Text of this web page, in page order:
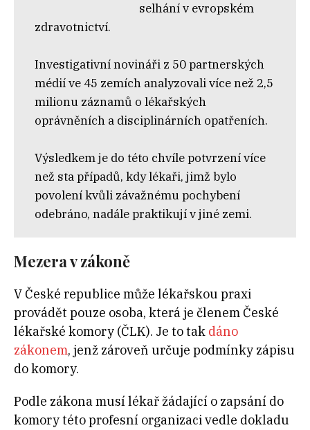
selhání v evropském
zdravotnictví.
Investigativní novináři z 50 partnerských
médií ve 45 zemích analyzovali více než 2,5
milionu záznamů o lékařských
oprávněních a disciplinárních opatřeních.
Výsledkem je do této chvíle potvrzení více
než sta případů, kdy lékaři, jimž bylo
povolení kvůli závažnému pochybení
odebráno, nadále praktikují v jiné zemi.
Mezera v zákoně
V České republice může lékařskou praxi
provádět pouze osoba, která je členem České
lékařské komory (ČLK). Je to tak dáno
zákonem, jenž zároveň určuje podmínky zápisu
do komory.
Podle zákona musí lékař žádající o zapsání do
komory této profesní organizaci vedle dokladu